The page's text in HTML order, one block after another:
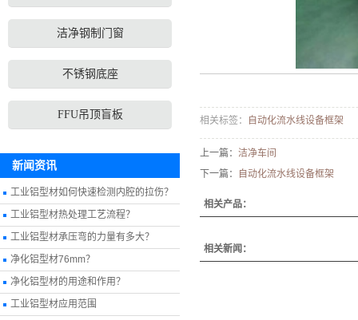
洁净钢制门窗
不锈钢底座
FFU吊顶盲板
新闻资讯
工业铝型材如何快速检测内腔的拉伤？
工业铝型材热处理工艺流程？
工业铝型材承压弯的力量有多大？
净化铝型材76mm？
净化铝型材的用途和作用？
工业铝型材应用范围
相关标签： 自动化流水线设备框架
上一篇： 洁净车间
下一篇：
自动化流水线设备框架
相关产品：
相关新闻：